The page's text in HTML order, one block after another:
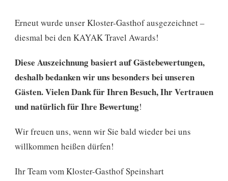
Erneut wurde unser Kloster-Gasthof ausgezeichnet –
diesmal bei den KAYAK Travel Awards!
Diese Auszeichnung basiert auf Gästebewertungen,
deshalb bedanken wir uns besonders bei unseren
Gästen. Vielen Dank für Ihren Besuch, Ihr Vertrauen
und natürlich für Ihre Bewertung!
Wir freuen uns, wenn wir Sie bald wieder bei uns
willkommen heißen dürfen!
Ihr Team vom Kloster-Gasthof Speinshart